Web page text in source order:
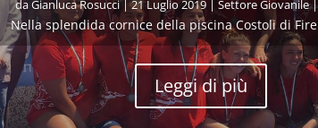
daGianluca Rosucci|21 Luglio 2019 |Settore Giovanile|
Nella splendida cornice della piscina Costoli di
Leggi di più